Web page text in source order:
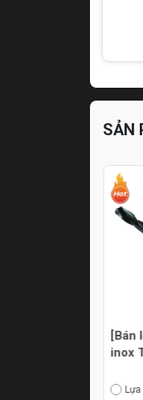
SẢN
[Bán
inox